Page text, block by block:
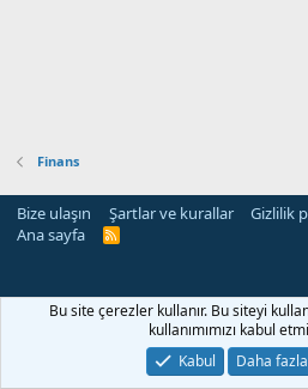
Finans
Bize ulaşın Şartlar ve kurallar Gizlilik
Ana sayfa
R
Bu site çerezler kullanır. Bu siteyi
kullanımımızı kabul
Kabul
Daha